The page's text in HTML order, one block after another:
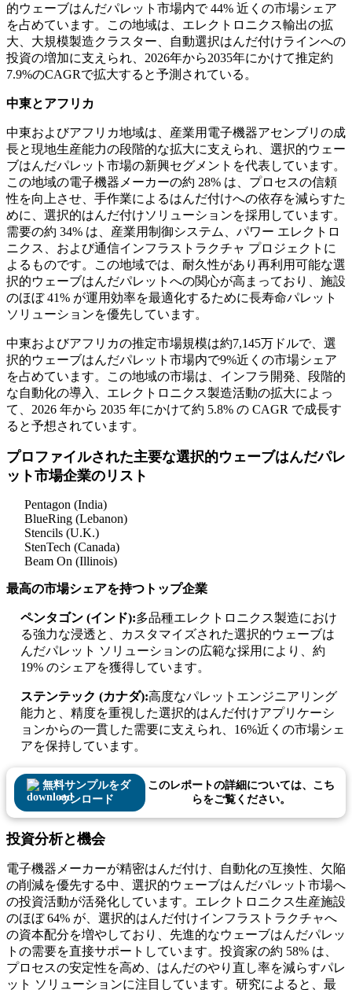
的ウェーブはんだパレット市場内で 44% 近くの市場シェア
を占めています。この地域は、エレクトロニクス輸出の拡
大、大規模製造クラスター、自動選択はんだ付けラインへの
投資の増加に支えられ、2026年から2035年にかけて推定約
7.9%のCAGRで拡大すると予測されている。
中東とアフリカ
中東およびアフリカ地域は、産業用電子機器アセンブリの成
長と現地生産能力の段階的な拡大に支えられ、選択的ウェー
ブはんだパレット市場の新興セグメントを代表しています。
この地域の電子機器メーカーの約 28% は、プロセスの信頼
性を向上させ、手作業によるはんだ付けへの依存を減らすた
めに、選択的はんだ付けソリューションを採用しています。
需要の約 34% は、産業用制御システム、パワー エレクトロ
ニクス、および通信インフラストラクチャ プロジェクトに
よるものです。この地域では、耐久性があり再利用可能な選
択的ウェーブはんだパレットへの関心が高まっており、施設
のほぼ 41% が運用効率を最適化するために長寿命パレット
ソリューションを優先しています。
中東およびアフリカの推定市場規模は約7,145万ドルで、選
択的ウェーブはんだパレット市場内で9%近くの市場シェア
を占めています。この地域の市場は、インフラ開発、段階的
な自動化の導入、エレクトロニクス製造活動の拡大によっ
て、2026 年から 2035 年にかけて約 5.8% の CAGR で成長す
ると予想されています。
プロファイルされた主要な選択的ウェーブはんだパレ
ット市場企業のリスト
Pentagon (India)
BlueRing (Lebanon)
Stencils (U.K.)
StenTech (Canada)
Beam On (Illinois)
最高の市場シェアを持つトップ企業
ペンタゴン (インド):多品種エレクトロニクス製造におけ
る強力な浸透と、カスタマイズされた選択的ウェーブは
んだパレット ソリューションの広範な採用により、約
19% のシェアを獲得しています。
ステンテック (カナダ):高度なパレットエンジニアリング
能力と、精度を重視した選択的はんだ付けアプリケーシ
ョンからの一貫した需要に支えられ、16%近くの市場シェ
アを保持しています。
無料サンプルをダ
ウンロード
このレポートの詳細については、こち
らをご覧ください。
投資分析と機会
電子機器メーカーが精密はんだ付け、自動化の互換性、欠陥
の削減を優先する中、選択的ウェーブはんだパレット市場へ
の投資活動が活発化しています。エレクトロニクス生産施設
のほぼ 64% が、選択的はんだ付けインフラストラクチャへ
の資本配分を増やしており、先進的なウェーブはんだパレッ
トの需要を直接サポートしています。投資家の約 58% は、
プロセスの安定性を高め、はんだのやり直し率を減らすパレ
ット ソリューションに注目しています。研究によると、最